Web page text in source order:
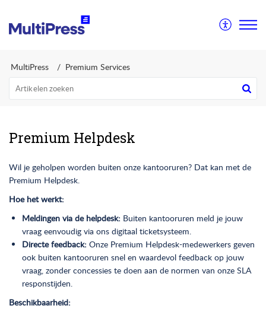
MultiPress Premium Services
Premium Helpdesk
Wil je geholpen worden buiten onze kantooruren? Dat kan met de
Premium Helpdesk.
Hoe het werkt:
Meldingen via de helpdesk: Buiten kantooruren meld je jouw
vraag eenvoudig via ons digitaal ticketsysteem.
Directe feedback: Onze Premium Helpdesk-medewerkers geven
ook buiten kantooruren snel en waardevol feedback op jouw
vraag, zonder concessies te doen aan de normen van onze SLA
responstijden.
Beschikbaarheid: